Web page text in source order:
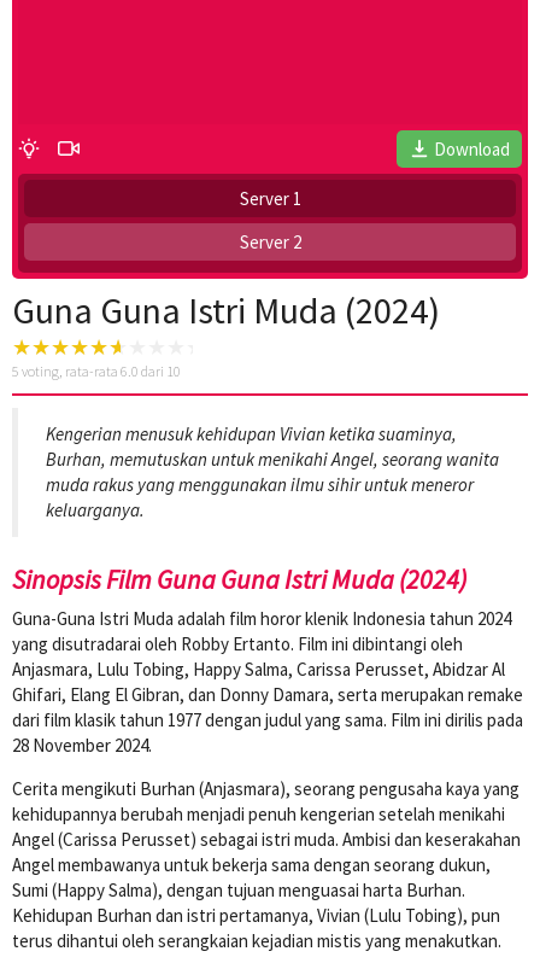
Download
Server 1
Server 2
Guna Guna Istri Muda (2024)
5 voting, rata-rata 6.0 dari 10
Kengerian menusuk kehidupan Vivian ketika suaminya,
Burhan, memutuskan untuk menikahi Angel, seorang wanita
muda rakus yang menggunakan ilmu sihir untuk meneror
keluarganya.
Sinopsis Film Guna Guna Istri Muda (2024)
Guna-Guna Istri Muda adalah film horor klenik Indonesia tahun 2024
yang disutradarai oleh Robby Ertanto. Film ini dibintangi oleh
Anjasmara, Lulu Tobing, Happy Salma, Carissa Perusset, Abidzar Al
Ghifari, Elang El Gibran, dan Donny Damara, serta merupakan remake
dari film klasik tahun 1977 dengan judul yang sama. Film ini dirilis pada
28 November 2024.
Cerita mengikuti Burhan (Anjasmara), seorang pengusaha kaya yang
kehidupannya berubah menjadi penuh kengerian setelah menikahi
Angel (Carissa Perusset) sebagai istri muda. Ambisi dan keserakahan
Angel membawanya untuk bekerja sama dengan seorang dukun,
Sumi (Happy Salma), dengan tujuan menguasai harta Burhan.
Kehidupan Burhan dan istri pertamanya, Vivian (Lulu Tobing), pun
terus dihantui oleh serangkaian kejadian mistis yang menakutkan.